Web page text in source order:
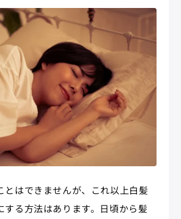
とはできませんが、これ以上白髪
する方法はあります。日頃から髪